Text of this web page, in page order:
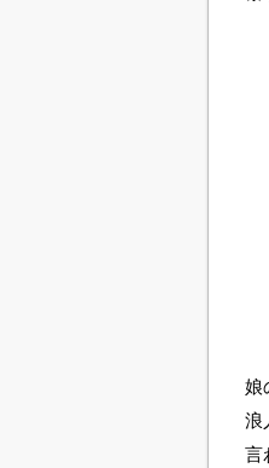
娘
浪
言